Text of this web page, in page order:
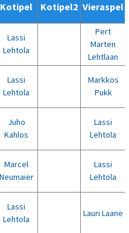
Kotipel Kotipel2 Vieraspel
Lassi
Lehtola
Pert
Marten
Lehtlaan
Lassi
Lehtola
Markkos
Pukk
Juho
Kahlos
Lassi
Lehtola
Marcel
Neumaier
Lassi
Lehtola
Lassi
Lehtola
Lauri Laane